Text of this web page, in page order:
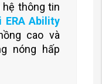
hệ thông tin
ERA Ability
cao và
nóng hấp